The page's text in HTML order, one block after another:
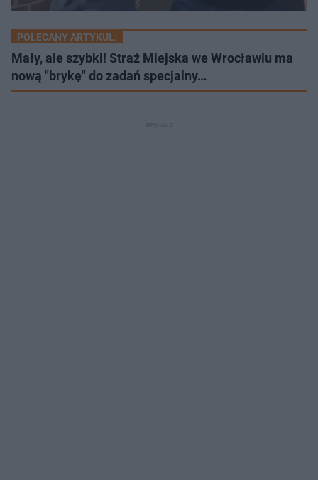
POLECANY ARTYKUŁ:
Mały, ale szybki! Straż Miejska we Wrocławiu ma
nową "brykę" do zadań specjalny…